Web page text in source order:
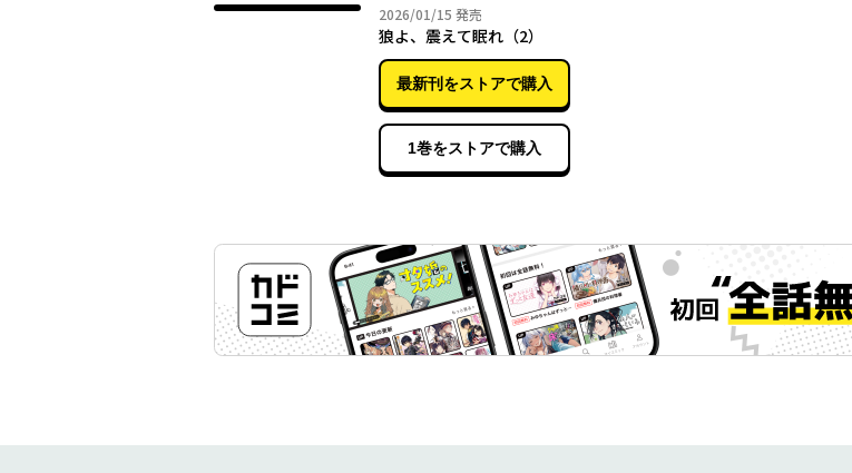
2026/01/15 2026年01月15日
発売
狼よ、震えて眠れ（2）
最新刊をストアで購入
1巻をストアで購入